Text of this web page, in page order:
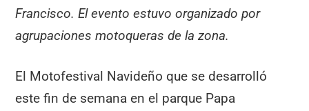
Francisco. El evento estuvo organizado por
agrupaciones motoqueras de la zona.
El Motofestival Navideño que se desarrolló
este fin de semana en el parque Papa